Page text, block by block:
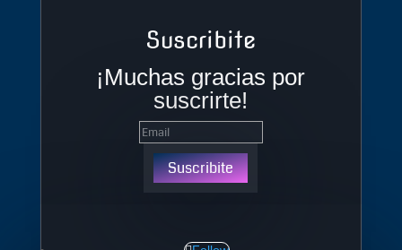
Suscribite
¡Muchas gracias por
suscrirte!
Suscribite